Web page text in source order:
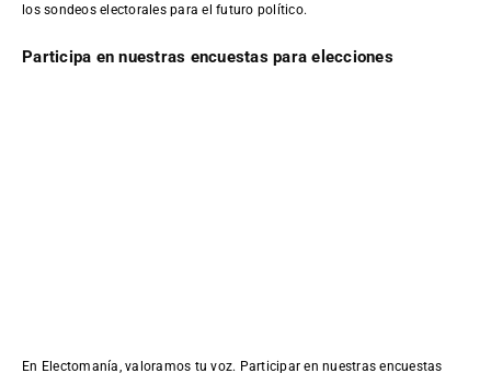
los sondeos electorales para el futuro político.
Participa en nuestras encuestas para elecciones
En Electomanía, valoramos tu voz. Participar en nuestras encuestas